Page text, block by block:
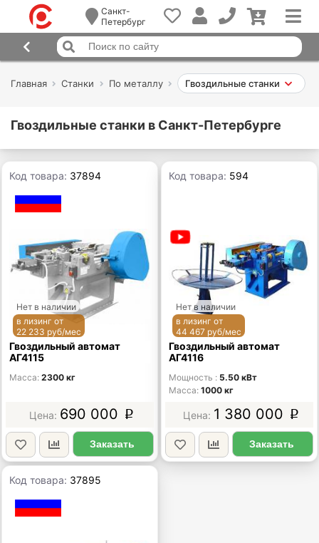
Санкт-
Петербург
Главная Станки По металлу Гвоздильные станки
Гвоздильные станки в Санкт-Петербурге
Код товара: 37894
Нет в наличии
в лизинг от
22 233 руб/мес
Гвоздильный автомат
АГ4115
Масса 2300 кг
690 000 p
Заказать
Код товара: 594
Нет в наличии
в лизинг от
44 467 руб/мес
Гвоздильный автомат
АГ4116
Мощность
5.50 кВт
Масса 1000 кг
1 380 000 p
Заказать
Код товара: 37895